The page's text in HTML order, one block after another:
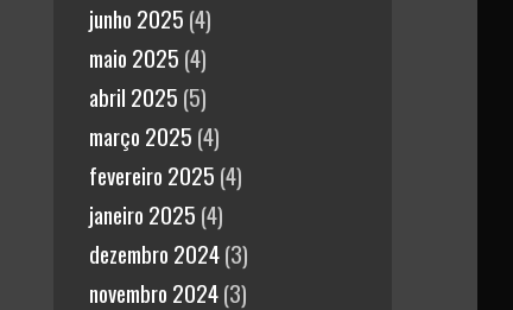
junho 2025 (4)
maio 2025 (4)
abril 2025 (5)
março 2025 (4)
fevereiro 2025 (4)
janeiro 2025 (4)
dezembro 2024(3)
novembro 2024(3)